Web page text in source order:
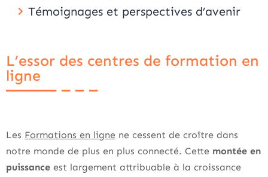
Témoignages et perspectives d’avenir
L’essor des centres de formation en
ligne
Les Formations en ligne ne cessent de croître dans
notre monde de plus en plus connecté. Cette montée en
puissance est largement attribuable à la croissance